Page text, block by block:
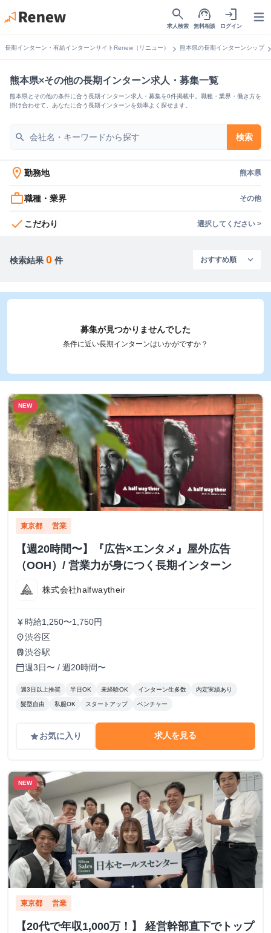
search
求人検索
support_agent
無料相談
login
ログイン
長期インターン・有給インターンサイトRenew（リニュー） chevron_right 熊本県の長期インターンシップ
熊本県×その他の長期インターン求人・募集一覧
熊本県とその他の条件に合う長期インターン求人・募集を0件掲載中。職種・業界・働き方を
掛け合わせて、あなたに合う長期インターンを効率よく探せます。
search 検索
location_on 勤務地 熊本県
work_outline職種・業界 その他
check こだわり 選択してください >
検索結果 0 件
募集が見つかりませんでした
条件に近い長期インターンはいかがですか？
NEW
東京都 営業
【週20時間〜】『広告×エンタメ』屋外広告
（OOH）/ 営業力が身につく長期インターン
株式会社halfwaytheir
currency_yen 時給1,250〜1,750円
place渋谷区
train渋谷駅
calendar_today週3日〜 / 週20時間〜
週3日以上推奨 半日OK 未経験OK インターン生多数 内定実績あり
髪型自由 私服OK スタートアップ ベンチャー
gradeお気に入り 求人を見る
NEW
東京都 営業
【20代で年収1,000万！】 経営幹部直下でトップ